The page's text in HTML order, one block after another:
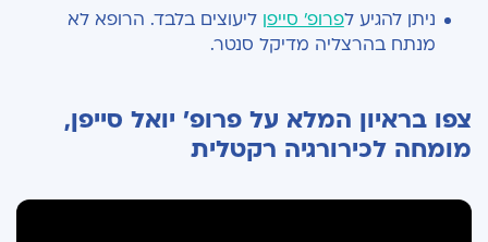
ניתן להגיע לפרופ' סייפן ליעוצים בלבד. הרופא לא
מנתח בהרצליה מדיקל סנטר.
צפו בראיון המלא על פרופ' יואל סייפן,
מומחה לכירורגיה רקטלית